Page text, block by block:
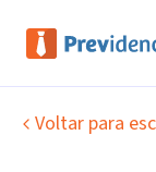
Voltar para